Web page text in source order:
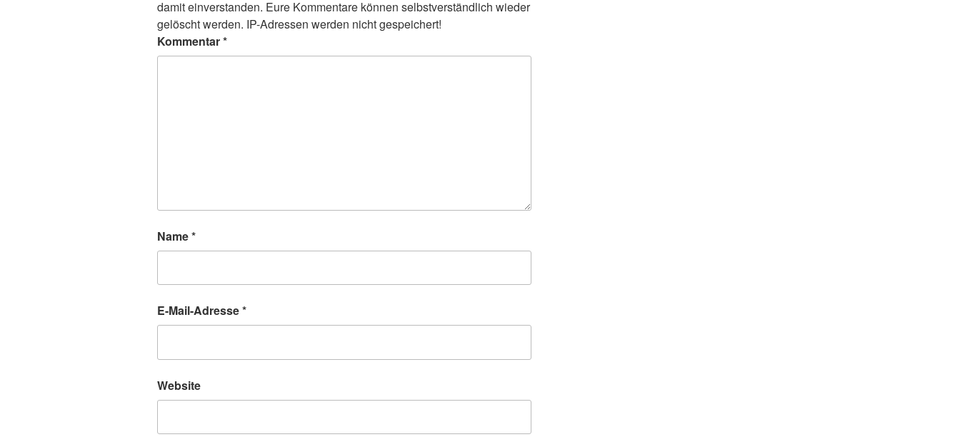
damit einverstanden. Eure Kommentare können selbstverständlich wieder
gelöscht werden. IP-Adressen werden nicht gespeichert!
Kommentar*
Name*
E-Mail-Adresse*
Website